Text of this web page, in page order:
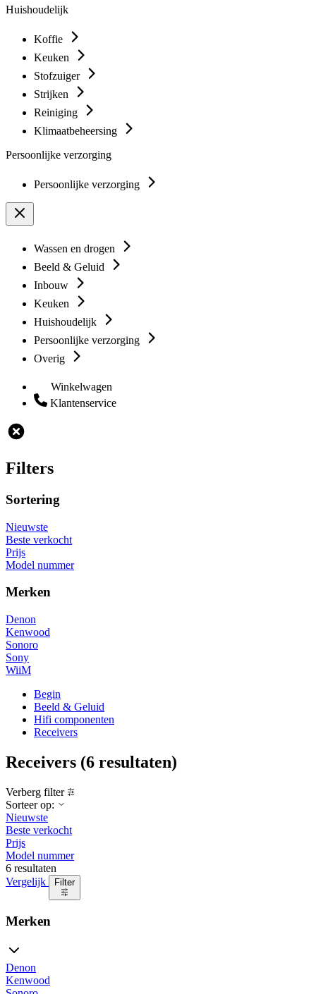
Huishoudelijk
Koffie
Keuken
Stofzuiger
Strijken
Reiniging
Klimaatbeheersing
Persoonlijke verzorging
Persoonlijke verzorging
Wassen en drogen
Beeld & Geluid
Inbouw
Keuken
Huishoudelijk
Persoonlijke verzorging
Overig
Winkelwagen
Klantenservice
Filters
Sortering
Nieuwste
Beste verkocht
Prijs
Model nummer
Merken
Denon
Kenwood
Sonoro
Sony
WiiM
Begin
Beeld & Geluid
Hifi componenten
Receivers
Receivers (6 resultaten)
Verberg filter
Sorteer op:
Nieuwste
Beste verkocht
Prijs
Model nummer
6 resultaten
Vergelijk
Filter
Merken
Denon
Kenwood